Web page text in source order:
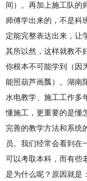
间）。再加上施工队的
师傅学出来的，不是科
定能完整表达出来，让
其所以然，这样就教不
你根本不可能学到（因
能照葫芦画瓢）。湖南
水电教学、施工工作多
懂施工，更重要的是懂
完善的教学方法和系统
员。我们经常会看到在
可以考取本科，而有些
是为什么呢？原因就是